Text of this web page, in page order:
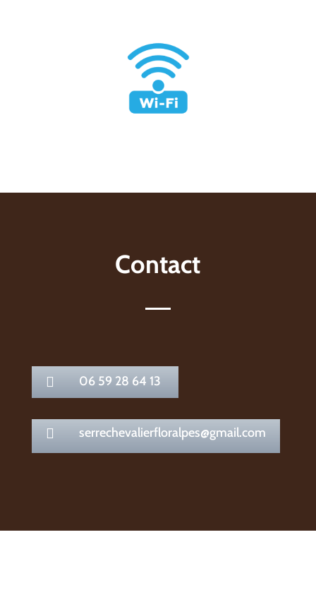
Contact
 06 59 28 64 13
 serrechevalierfloralpes@gmail.com